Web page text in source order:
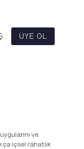
ÜYE OL
ve
içsel rahatlık